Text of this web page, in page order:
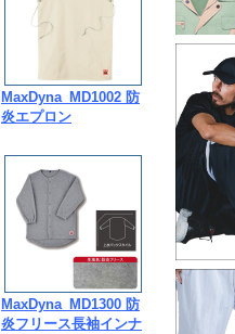
MaxDyna_MD1002 防
炎エプロン
MaxDyna_MD1300 防
炎フリース長袖インナ